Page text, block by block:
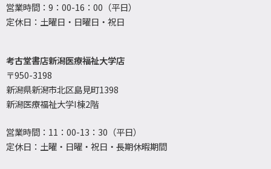
営業時間：9：00-16：00（平日）
定休日：土曜日・日曜日・祝日
考古堂書店新潟医療福祉大学店
〒950-3198
新潟県新潟市北区島見町1398
新潟医療福祉大学I棟2階
営業時間：11：00-13：30（平日）
定休日：土曜・日曜・祝日・長期休暇期間